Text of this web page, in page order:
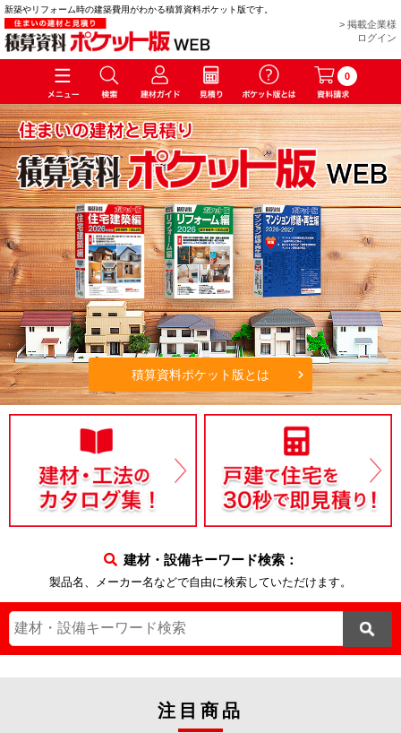
新築やリフォーム時の建築費用がわかる積算資料ポケット版です。
> 掲載企業様
ログイン
0
積算資料ポケット版とは
建材・設備キーワード検索：
製品名、メーカー名などで自由に検索していただけます。
注目商品